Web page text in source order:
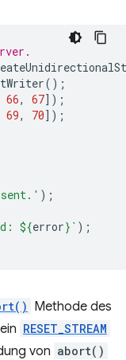
();
66, 67]);
69, 70]);
);
${error} ` );
Methode des
RESET_STREAM
von abort()